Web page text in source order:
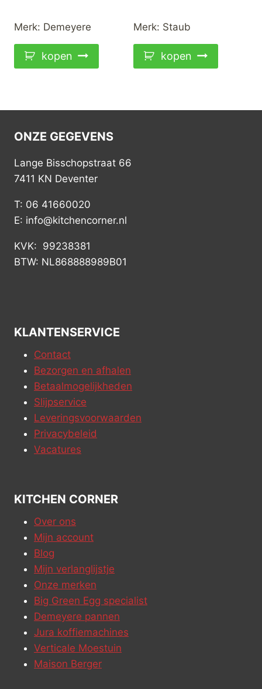
Merk: Demeyere
kopen
was:
Merk: Staub
kopen
ONZE GEGEVENS
Lange Bisschopstraat 66
7411 KN Deventer
T: 06 41660020
E: info@kitchencorner.nl
KVK: 99238381
BTW: NL868888989B01
KLANTENSERVICE
Contact
Bezorgen en afhalen
Betaalmogelijkheden
Slijpservice
Leveringsvoorwaarden
Privacybeleid
Vacatures
KITCHEN CORNER
Over ons
Mijn account
Blog
Mijn verlanglijstje
Onze merken
Big Green Egg specialist
Demeyere pannen
Jura koffiemachines
Verticale Moestuin
Maison Berger